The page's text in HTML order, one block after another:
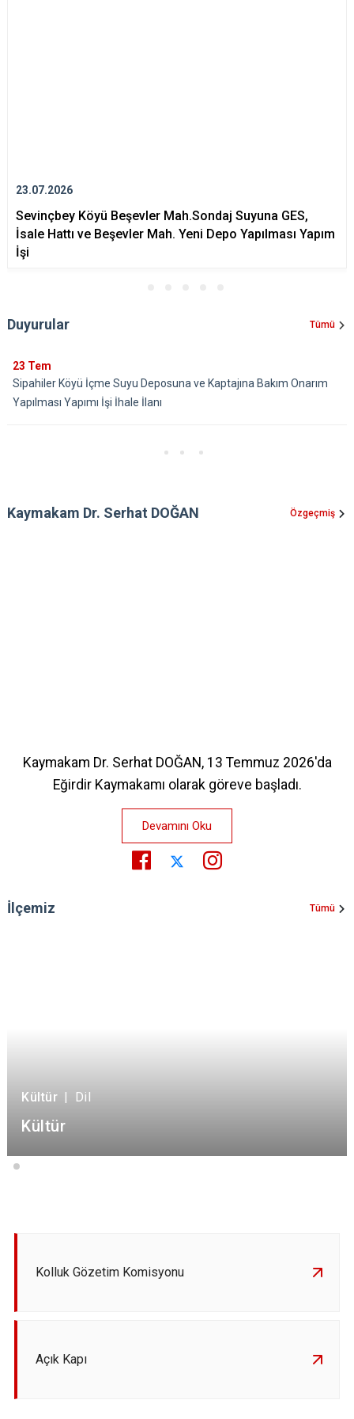
23.07.2026
Sevinçbey Köyü Beşevler Mah.Sondaj Suyuna GES,
İsale Hattı ve Beşevler Mah. Yeni Depo Yapılması Yapım
İşi
Duyurular Tümü
23 Tem
Sipahiler Köyü İçme Suyu Deposuna ve Kaptajına Bakım Onarım
Yapılması Yapımı İşi İhale İlanı
Kaymakam Dr. Serhat DOĞAN Özgeçmiş
Kaymakam Dr. Serhat DOĞAN, 13 Temmuz 2026'da
Eğirdir Kaymakamı olarak göreve başladı.
Devamını Oku
İlçemiz Tümü
Kültür | Dil
Kültür
Kolluk Gözetim Komisyonu
Açık Kapı